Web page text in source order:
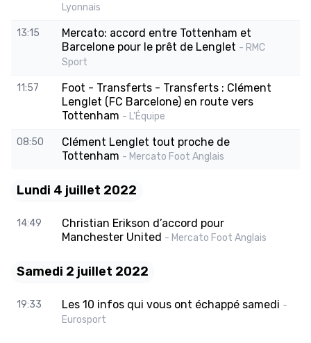
Lyonnais
13:15
Mercato: accord entre Tottenham et
Barcelone pour le prêt de Lenglet - RMC
Sport
11:57
Foot - Transferts - Transferts : Clément
Lenglet (FC Barcelone) en route vers
Tottenham - L'Équipe
08:50
Clément Lenglet tout proche de
Tottenham - Mercato Foot Anglais
Lundi 4 juillet 2022
14:49
Christian Erikson d’accord pour
Manchester United - Mercato Foot Anglais
Samedi 2 juillet 2022
19:33 Les 10 infos qui vous ont échappé samedi -
Eurosport